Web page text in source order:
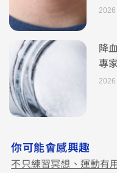
2026
降
專
2026
你可能會感興趣
不只練習冥想、運動有